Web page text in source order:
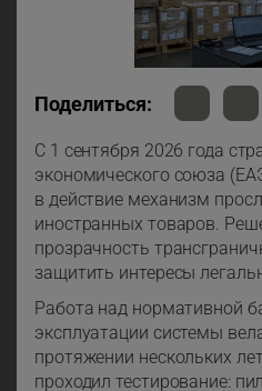
Поделиться:
С 1 сентября 2026 года
экономического союза
в действие механизм
иностранных товаров.
прозрачность
защитить интересы
Работа над нормативной
эксплуатации системы
протяжении нескольких
проходил тестирование: